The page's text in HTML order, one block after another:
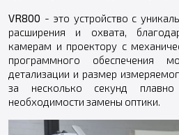
VR800 - это устройство с
расширения и охвата,
камерам и проектору с
программного обеспечения
детализации и размер
за несколько секунд
необходимости замены оптики.